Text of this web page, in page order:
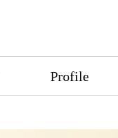
Profile